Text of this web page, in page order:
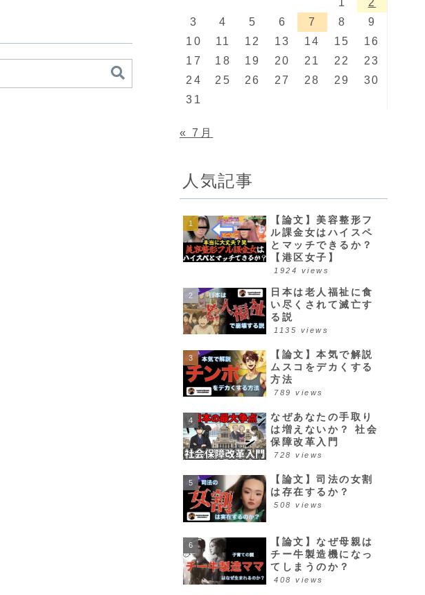
1
2
3
4 5 6 7 8
9
10
11 12 13 14 15
16
17
18 19 20 21 22
23
24
25 26 27 28 29
30
31
« 7月
人気記事
【論文】美容整形フ
ル課金女はハイスペ
とマッチできるか？
【港区女子】
1924 views
日本は老人福祉に食
い尽くされて滅亡す
る説
1135 views
【論文】本気で解説
ムスコをデカくする
方法
789 views
なぜあなたの手取り
は増えないか？ 社会
保障改革入門
728 views
【論文】司法の女割
は存在するか？
508 views
【論文】なぜ母親は
チー牛製造機になっ
てしまうのか？
408 views